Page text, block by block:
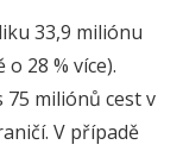
33,9 miliónu
28 % více).
miliónů cest v
V případě